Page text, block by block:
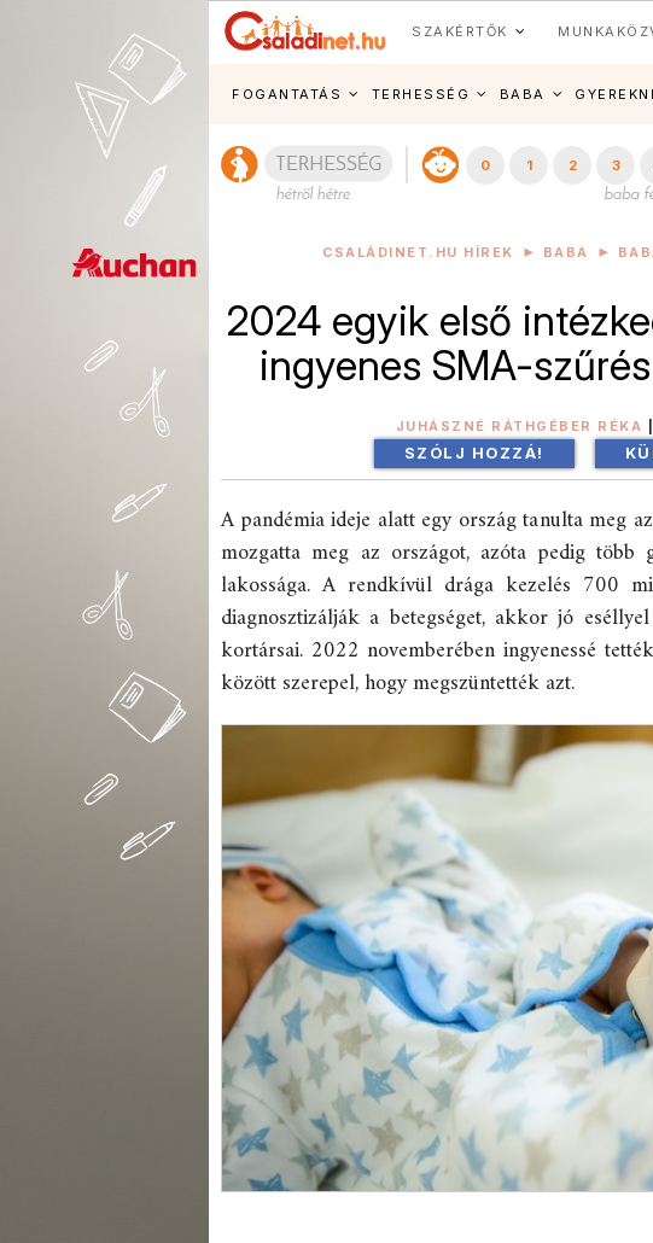
SZAKÉRTŐK
FOGANTATÁS TERHESSÉG BABA
0 1 2 3
CSALÁDINET.HU HÍREK BABA
2024 egyik első
ingyenes SMA-
JUHÁSZNÉ RÁTHGÉBER RÉKA
SZÓLJ HOZZÁ!
A pandémia ideje alatt egy ország tanulta meg
mozgatta meg az országot, azóta pedig több
lakossága. A rendkívül drága kezelés 700
diagnosztizálják a betegséget, akkor jó
kortársai. 2022 novemberében ingyenessé
között szerepel, hogy megszüntették azt.